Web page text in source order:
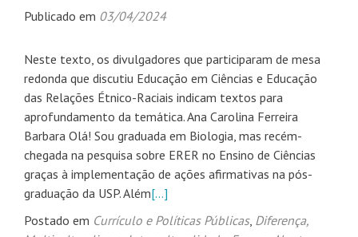
Publicado em 03/04/2024
Neste texto, os divulgadores que participaram de mesa
redonda que discutiu Educação em Ciências e Educação
das Relações Étnico-Raciais indicam textos para
aprofundamento da temática. Ana Carolina Ferreira
Barbara Olá! Sou graduada em Biologia, mas recém-
chegada na pesquisa sobre ERER no Ensino de Ciências
graças à implementação de ações afirmativas na pós-
graduação da USP. Além[…]
Postado em Currículo e Políticas Públicas, Diferença,